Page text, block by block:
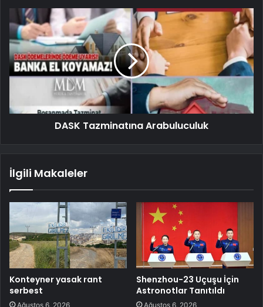
DASK Tazminatına Arabuluculuk
İlgili Makaleler
Konteyner yasak rant
serbest
Ağustos 6, 2026
Shenzhou-23 Uçuşu İçin
Astronotlar Tanıtıldı
Ağustos 6, 2026